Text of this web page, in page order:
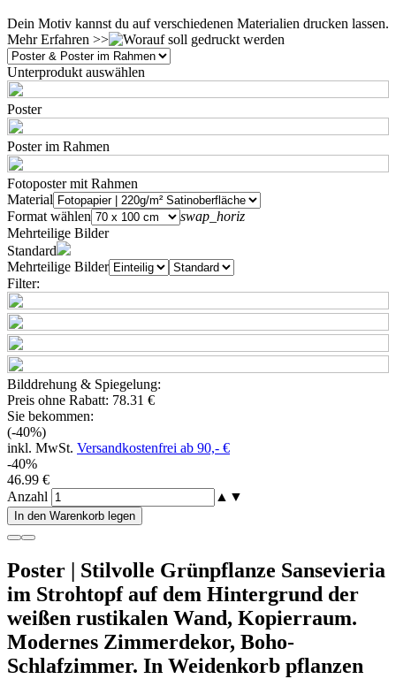
Dein Motiv kannst du auf verschiedenen Materialien drucken lassen.
Mehr Erfahren >>
Unterprodukt auswählen
Poster
Poster im Rahmen
Fotoposter mit Rahmen
Material
Format wählen
swap_horiz
Mehrteilige Bilder
Standard
Mehrteilige Bilder
Filter:
Bilddrehung & Spiegelung:
Preis ohne Rabatt: 78.31 €
Sie bekommen:
(-40%)
inkl. MwSt. Versandkostenfrei ab 90,- €
-40%
46.99 €
Anzahl
▲ ▼
In den Warenkorb legen
Poster | Stilvolle Grünpflanze Sansevieria
im Strohtopf auf dem Hintergrund der
weißen rustikalen Wand, Kopierraum.
Modernes Zimmerdekor, Boho-
Schlafzimmer. In Weidenkorb pflanzen